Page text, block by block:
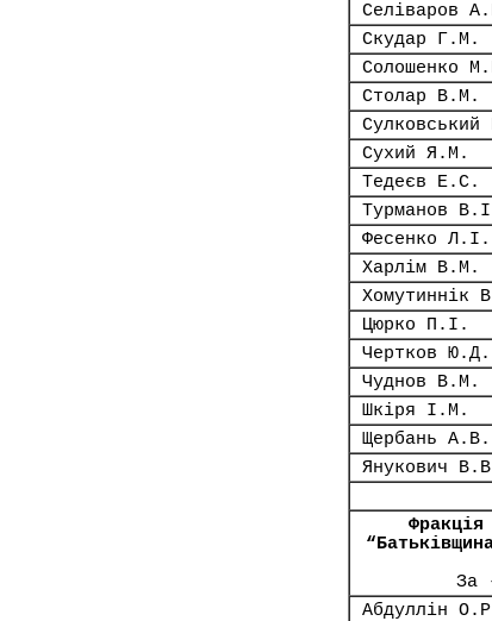
Селіваров
Скудар Г.М.
Солошенко
Столар В.М.
Сухий Я.М.
Тедеєв Е.С.
Турманов
Фесенко Л.І.
Харлім В.М.
Хомутиннік
Цюрко П.І.
Чертков Ю.Д.
Чуднов В.М.
Шкіря І.М.
Щербань А.В.
Янукович
За
Абдуллін